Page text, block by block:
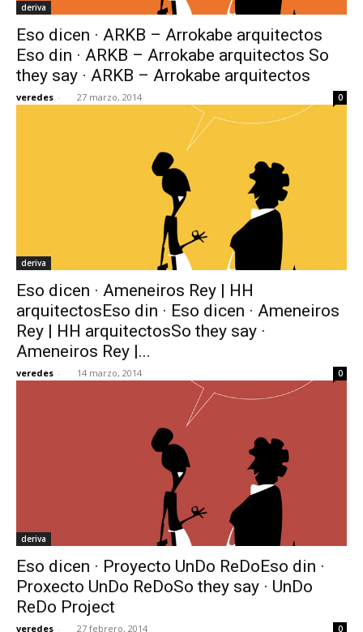
deriva
Eso dicen · ARKB – Arrokabe arquitectos
Eso din · ARKB – Arrokabe arquitectos So
they say · ARKB – Arrokabe arquitectos
veredes - 27 marzo, 2014 0
deriva
Eso dicen · Ameneiros Rey | HH
arquitectosEso din · Eso dicen · Ameneiros
Rey | HH arquitectosSo they say ·
Ameneiros Rey |...
veredes - 14 marzo, 2014 0
deriva
Eso dicen · Proyecto UnDo ReDoEso din ·
Proxecto UnDo ReDoSo they say · UnDo
ReDo Project
veredes - 27 febrero, 2014 0